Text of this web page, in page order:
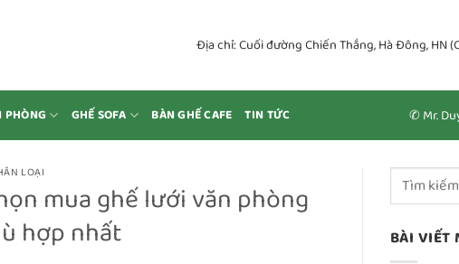
Địa chỉ: Cuối đường Chiến Thắng, Hà Đông, HN
PHÒNG GHẾ SOFA BÀN GHẾ CAFE TIN TỨC ✆ Mr.
LOẠI
mua ghế lưới văn phòng
hợp nhất
BÀI VIẾT